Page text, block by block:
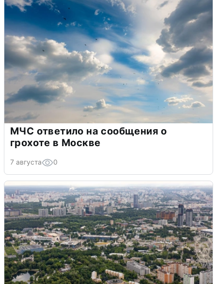
МЧС ответило на сообщения о
грохоте в Москве
7 августа 0